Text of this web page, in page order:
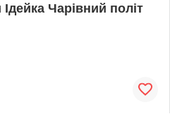
Чарівний політ